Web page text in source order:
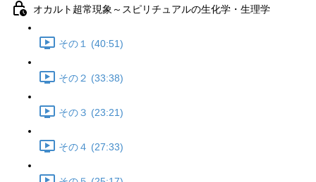
オカルト超常現象～スピリチュアルの生化学・生理学
その１ (40:51)
その２ (33:38)
その３ (23:21)
その４ (27:33)